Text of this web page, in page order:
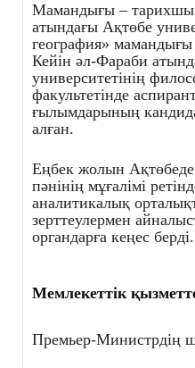
Мамандығы–
атындағы Ақтөбе
география»
Кейін әл-Фараби
университетінің
факультетінде
ғылымдарының
алған.
Еңбек жолын
пәнінің мұғалімі
аналитикалық
зерттеулермен
органдарға кеңес берді.
Мемлекеттік
Премьер-Министрдің